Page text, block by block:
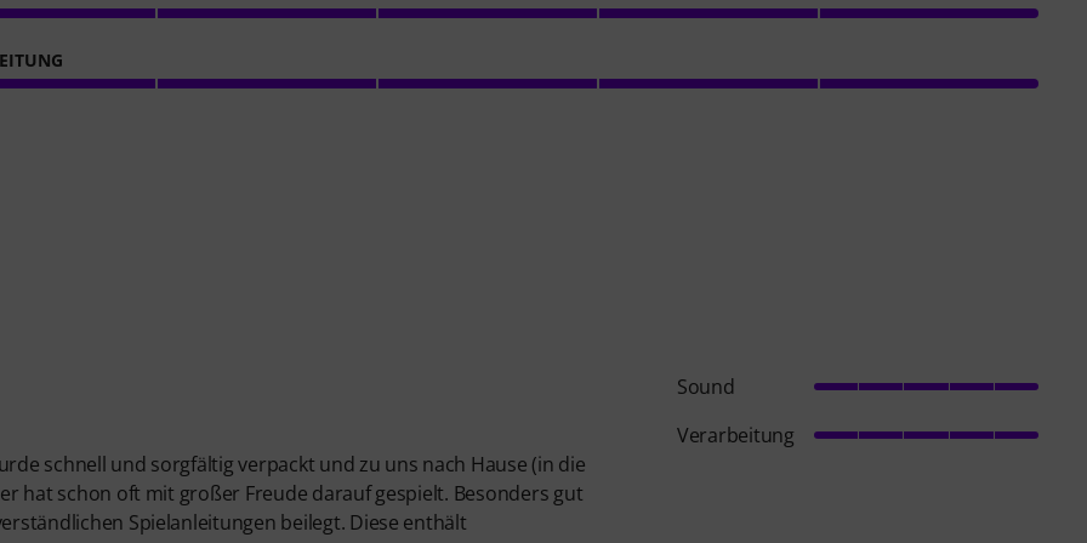
schnell und sorgfältig verpackt und zu uns nach Hause (in die
hat schon oft mit großer Freude darauf gespielt. Besonders gut
Spielanleitungen beilegt. Diese enthält
Sound
Verarbeitung